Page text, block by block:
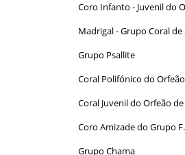
Coro Infanto - Juvenil do
Madrigal - Grupo Coral de
Grupo Psallite
Coral Polifónico do
Coral Juvenil do Orfeão
Coro Amizade do Grupo
Grupo Chama